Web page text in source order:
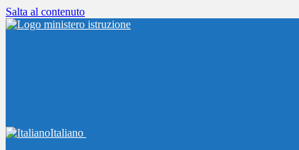
Salta al contenuto
Italiano